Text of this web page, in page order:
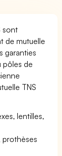
sont
de mutuelle
garanties
pôles de
TNS
lentilles,
prothèses